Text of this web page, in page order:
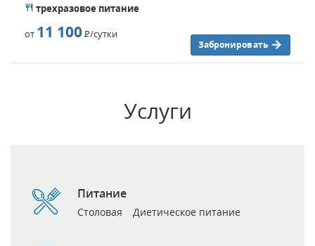
трехразовое питание
от 11 100Р/сутки
Забронировать
Услуги
Питание
Столовая Диетическое питание